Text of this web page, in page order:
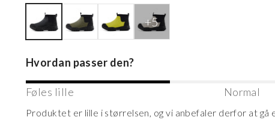
Black
Dark OliveNeon Yellow
Oat Meal
Hvordan passer den?
Føles lille Normal
Produktet er lille i størrelsen, og vi anbefaler derfor at gå